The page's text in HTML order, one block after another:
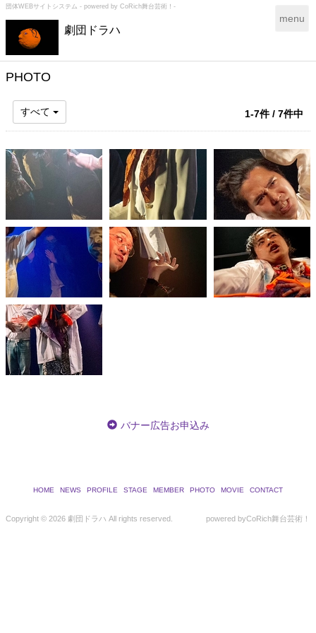
団体WEBサイトシステム - powered by CoRich舞台芸術！-
劇団ドラハ
T
g
a
v
g
a
t
i
o
n
menu
PHOTO
すべて 1-7件 / 7件中
バナー広告お申込み
HOME NEWS PROFILE STAGE MEMBER PHOTO MOVIE CONTACT
Copyright © 2026 劇団ドラハ All rights reserved. powered byCoRich舞台芸術！